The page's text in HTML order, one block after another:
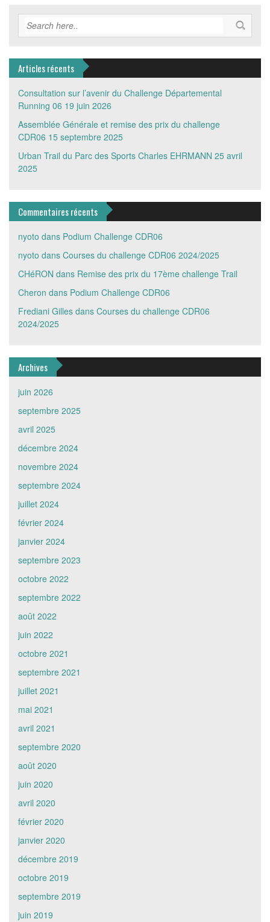
Articles récents
Consultation sur l’avenir du Challenge Départemental
Running 06 19 juin 2026
Assemblée Générale et remise des prix du challenge
CDR06 15 septembre 2025
Urban Trail du Parc des Sports Charles EHRMANN 25 avril
2025
Commentaires récents
nyoto dans Podium Challenge CDR06
nyoto dans Courses du challenge CDR06 2024/2025
CHéRON dans Remise des prix du 17ème challenge Trail
Cheron dans Podium Challenge CDR06
Frediani Gilles dans Courses du challenge CDR06
2024/2025
Archives
juin 2026
septembre 2025
avril 2025
décembre 2024
novembre 2024
septembre 2024
juillet 2024
février 2024
janvier 2024
septembre 2023
octobre 2022
septembre 2022
août 2022
juin 2022
octobre 2021
septembre 2021
juillet 2021
mai 2021
avril 2021
septembre 2020
août 2020
juin 2020
avril 2020
février 2020
janvier 2020
décembre 2019
octobre 2019
septembre 2019
juin 2019